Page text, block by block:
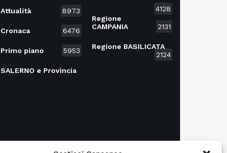
Attualità 8973
Cronaca 6476
Primo piano 5953
SALERNO e Provincia
4128
Regione
CAMPANIA
2131
Regione BASILICATA
2124